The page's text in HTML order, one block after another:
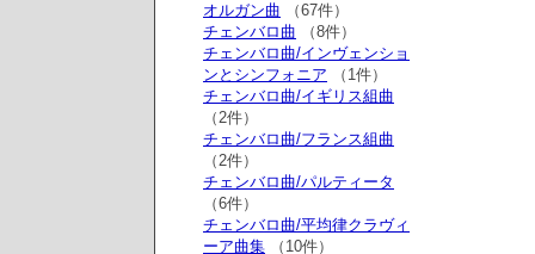
オルガン曲 （67件）
チェンバロ曲 （8件）
チェンバロ曲/インヴェンショ
ンとシンフォニア （1件）
チェンバロ曲/イギリス組曲
（2件）
チェンバロ曲/フランス組曲
（2件）
チェンバロ曲/パルティータ
（6件）
チェンバロ曲/平均律クラヴィ
ーア曲集 （10件）